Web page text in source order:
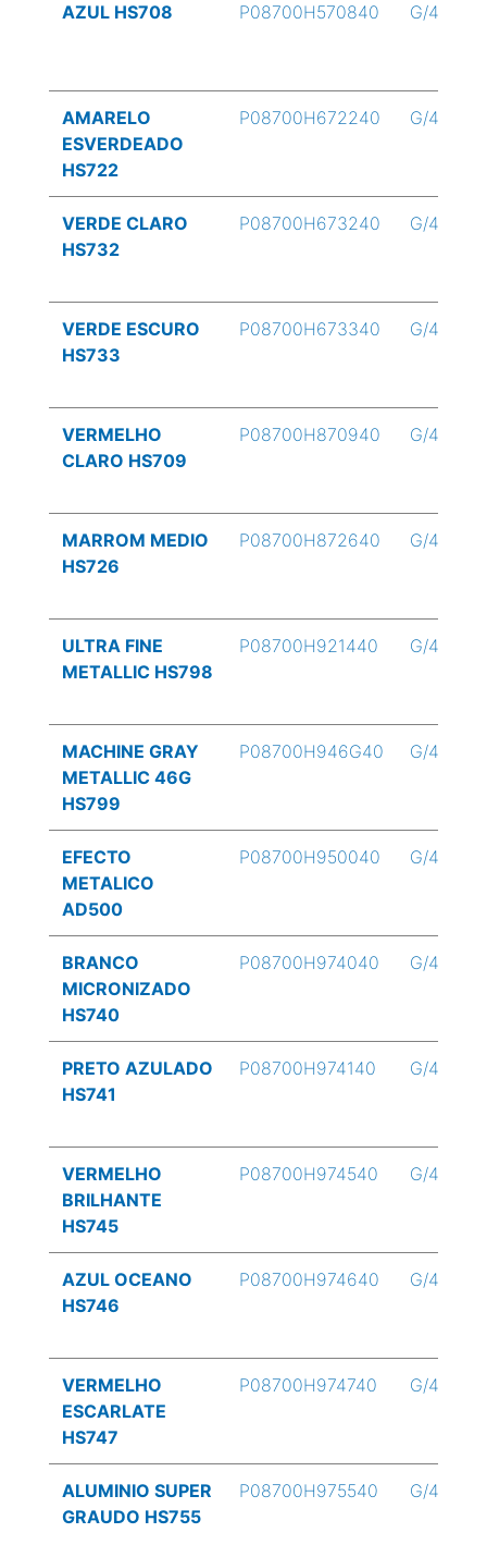
AZUL HS708 P08700H570840 G/4
AMARELO
ESVERDEADO
HS722
P08700H672240 G/4
VERDE CLARO
HS732
P08700H673240 G/4
VERDE ESCURO
HS733
P08700H673340 G/4
VERMELHO
CLARO HS709
P08700H870940 G/4
MARROM MEDIO
HS726
P08700H872640 G/4
ULTRA FINE
METALLIC HS798
P08700H921440 G/4
MACHINE GRAY
METALLIC 46G
HS799
P08700H946G40 G/4
EFECTO
METALICO
AD500
P08700H950040 G/4
BRANCO
MICRONIZADO
HS740
P08700H974040 G/4
PRETO AZULADO
HS741
P08700H974140 G/4
VERMELHO
BRILHANTE
HS745
P08700H974540 G/4
AZUL OCEANO
HS746
P08700H974640 G/4
VERMELHO
ESCARLATE
HS747
P08700H974740 G/4
ALUMINIO SUPER
GRAUDO HS755
P08700H975540 G/4